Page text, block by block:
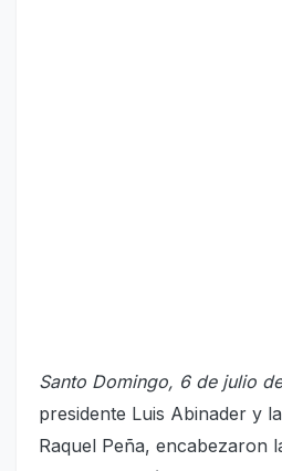
Santo Domingo, 6 de julio
presidente Luis Abinader y
Raquel Peña, encabezaron